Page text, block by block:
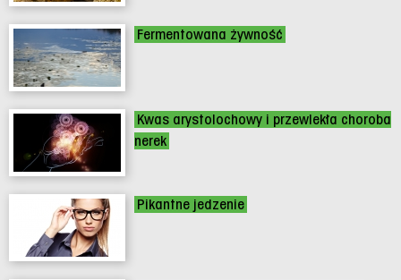
Fermentowana żywność
Kwas arystolochowy i przewlekła choroba
nerek
Pikantne jedzenie